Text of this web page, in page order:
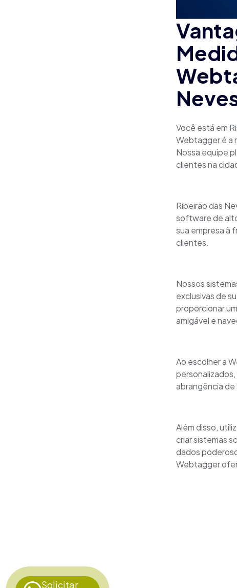
Solicitar
Você está em
Webtagger é a
Nossa equipe
clientes na
Ribeirão das
software de
sua empresa à
clientes.
Nossos
exclusivas de
proporcionar
amigável e
Ao escolher a
abrangência de
Além disso,
criar sistemas
dados
Webtagger